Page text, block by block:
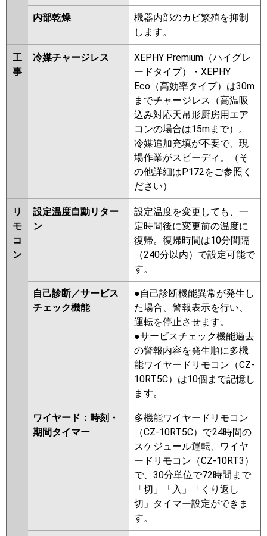
内部乾燥
機器内部のカビ繁殖を抑制
します。
工
事
冷媒チャージレス
XEPHY Premium（ハイグレ
ードタイプ）・XEPHY
Eco（高効率タイプ）は30m
までチャージレス（高温吸
込み対応天吊形厨房用エア
コンの場合は15mまで）。
冷媒追加充填が不要で、現
場作業がスピーディ。（そ
の他詳細はP172をご参照く
ださい）
リ
モ
コ
ン
設定温度自動リター
ン
設定温度を変更しても、一
定時間後に変更前の温度に
復帰。復帰時間は10分間隔
（240分以内）で設定可能で
す。
自己診断／サービス
チェック機能
●自己診断機能異常が発生し
た場合、警報表示を行い、
運転を停止させます。
●サービスチェック機能過去
の警報内容を発生順に多機
能ワイヤードリモコン（CZ-
10RT5C）は10個まで記憶し
ます。
ワイヤード：時刻・
期間タイマー
多機能ワイヤードリモコン
（CZ-10RT5C）で24時間の
スケジュール運転、ワイヤ
ードリモコン（CZ-10RT3）
で、30分単位で72時間まで
「切」「入」「くり返し
切」タイマー設定ができま
す。